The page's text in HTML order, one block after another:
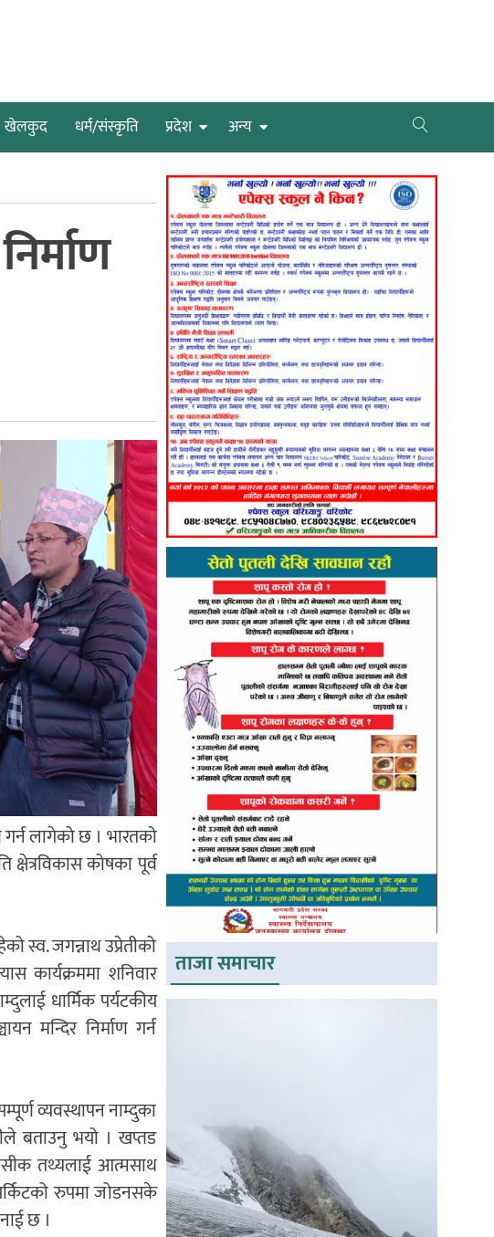
खेलकुद धर्म/संस्कृति प्रदेश अन्य
गर्न लागेको छ । भारतको
कोषका पूर्व
स्व. जगन्नाथ उप्रेतीको
कार्यक्रममा शनिवार
धार्मिक पर्यटकीय
मन्दिर निर्माण गर्न
व्यवस्थापन नाम्दुका
बताउनु भयो । खप्तड
तथ्यलाई आत्मसाथ
रुपमा जोडनसके
छ ।
ताजा समाचार